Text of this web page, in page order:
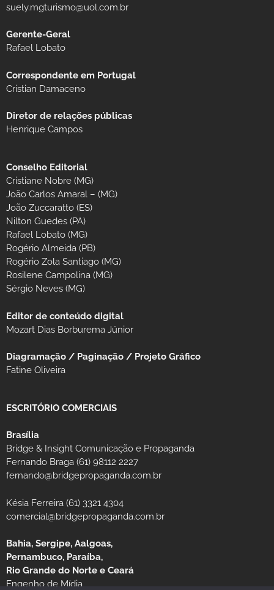
suely.mgturismo@uol.com.br
Gerente-Geral
Rafael Lobato
Correspondente em Portugal
Cristian Damaceno
Diretor de relações públicas
Henrique Campos
Conselho Editorial
Cristiane Nobre (MG)
João Carlos Amaral – (MG)
João Zuccaratto (ES)
Nilton Guedes (PA)
Rafael Lobato (MG)
Rogério Almeida (PB)
Rogério Zola Santiago (MG)
Rosilene Campolina (MG)
Sérgio Neves (MG)
Editor de conteúdo digital
Mozart Dias Borburema Júnior
Diagramação / Paginação / Projeto Gráfico
Fatine Oliveira
ESCRITÓRIO COMERCIAIS
Brasília
Bridge & Insight Comunicação e Propaganda
Fernando Braga (61) 98112 2227
fernando@bridgepropaganda.com.br
Késia Ferreira (61) 3321 4304
comercial@bridgepropaganda.com.br
Bahia, Sergipe, Aalgoas,
Pernambuco, Paraíba,
Rio Grande do Norte e Ceará
Engenho de Mídia